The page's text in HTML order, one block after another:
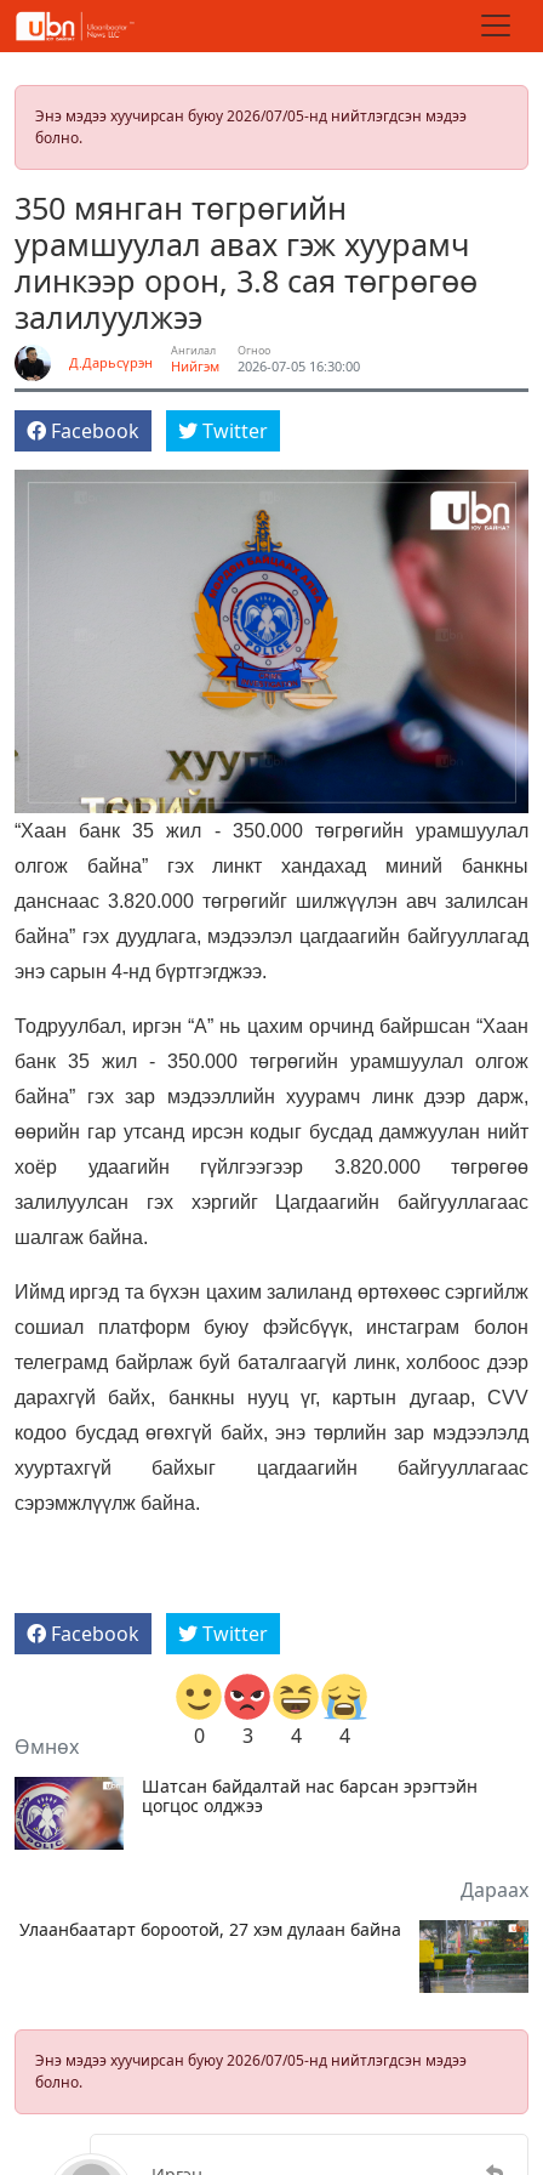
Энэ мэдээ хуучирсан буюу 2026/07/05-нд нийтлэгдсэн мэдээ
болно.
350 мянган төгрөгийн
урамшуулал авах гэж хуурамч
линкээр орон, 3.8 сая төгрөгөө
залилуулжээ
Д.Дарьсүрэн
Ангилал
Нийгэм
Огноо
2026-07-05 16:30:00
Facebook Twitter
“Хаан банк 35 жил - 350.000 төгрөгийн урамшуулал
олгож байна” гэх линкт хандахад миний банкны
данснаас 3.820.000 төгрөгийг шилжүүлэн авч залилсан
байна” гэх дуудлага, мэдээлэл цагдаагийн байгууллагад
энэ сарын 4-нд бүртгэгджээ.
Тодруулбал, иргэн “А” нь цахим орчинд байршсан “Хаан
банк 35 жил - 350.000 төгрөгийн урамшуулал олгож
байна” гэх зар мэдээллийн хуурамч линк дээр дарж,
өөрийн гар утсанд ирсэн кодыг бусдад дамжуулан нийт
хоёр удаагийн гүйлгээгээр 3.820.000 төгрөгөө
залилуулсан гэх хэргийг Цагдаагийн байгууллагаас
шалгаж байна.
Иймд иргэд та бүхэн цахим залиланд өртөхөөс сэргийлж
сошиал платформ буюу фэйсбүүк, инстаграм болон
телеграмд байрлаж буй баталгаагүй линк, холбоос дээр
дарахгүй байх, банкны нууц үг, картын дугаар, CVV
кодоо бусдад өгөхгүй байх, энэ төрлийн зар мэдээлэлд
хууртахгүй байхыг цагдаагийн байгууллагаас
сэрэмжлүүлж байна.
Facebook Twitter
0 3 4 4
Өмнөх
Шатсан байдалтай нас барсан эрэгтэйн
цогцос олджээ
Дараах
Улаанбаатарт бороотой, 27 хэм дулаан байна
Энэ мэдээ хуучирсан буюу 2026/07/05-нд нийтлэгдсэн мэдээ
болно.